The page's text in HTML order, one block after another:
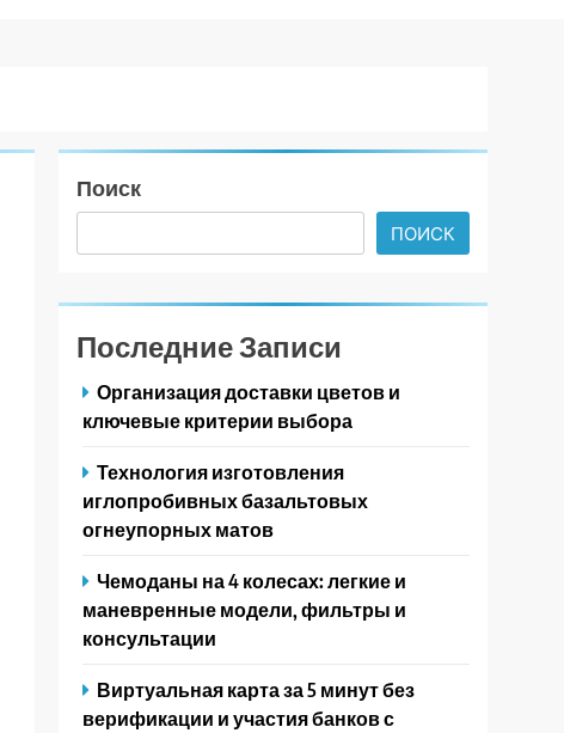
Поиск
ПОИСК
Последние Записи
Организация доставки цветов и
ключевые критерии выбора
Технология изготовления
иглопробивных базальтовых
огнеупорных матов
Чемоданы на 4 колесах: легкие и
маневренные модели, фильтры и
консультации
Виртуальная карта за 5 минут без
верификации и участия банков с